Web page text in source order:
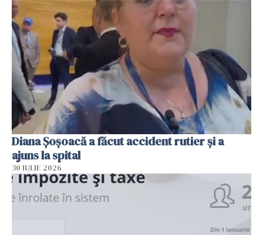
Diana Șoșoacă a făcut accident rutier și a
ajuns la spital
30 IULIE 2026